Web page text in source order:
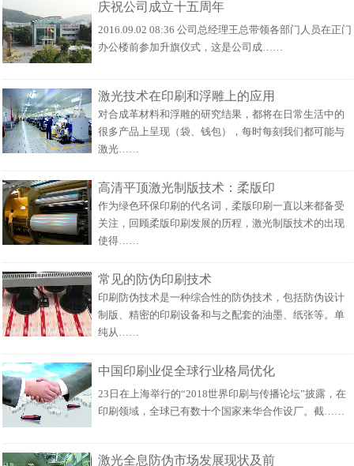
庆祝公司成立十五周年
2016.09.02 08:36 公司总经理王总带领各部门人员在正门
办公楼前参加升旗仪式，这是公司成……
激光技术在印刷和浮雕上的应用
对合成革材料和浮雕的研究结果，都将在日常生活中的
很多产品上呈现（袋、钱包），每时每刻我们都可能与
激光……
高清平顶激光制版技术：柔版印
作为绿色环保印刷的代名词，柔版印刷一直以来都备受
关注，回顾柔版印刷发展的历程，激光制版技术的出现
使得……
常见的防伪印刷技术
印刷防伪技术是一种综合性的防伪技术，包括防伪设计
制版、精密的印刷设备和与之配套的油墨、纸张等。单
纯从……
中国印刷业促全球行业格局优化
23日在上海举行的“2018世界印刷与传播论坛”披露，在
印刷领域，全球已有数十个国家来华合作设厂。截……
激光全息防伪市场发展现状及前